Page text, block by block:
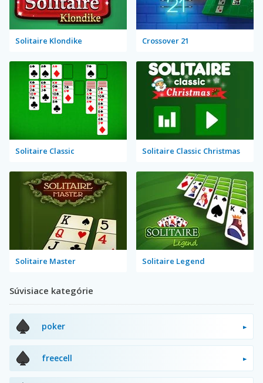
Solitaire Klondike Crossover 21
Solitaire Classic Solitaire Classic Christmas
Solitaire Master Solitaire Legend
Súvisiace kategórie
poker
freecell